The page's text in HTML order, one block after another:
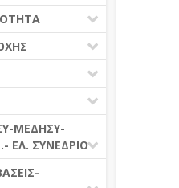
ΙΣΧΥΟΣ
ΜΕΔΗΣΥ-
ΕΛ. ΣΥΝΕΔΡΙΟ